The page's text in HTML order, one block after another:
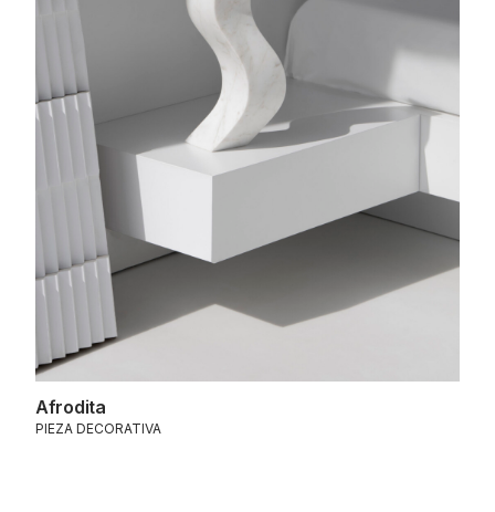
Afrodita
PIEZA DECORATIVA